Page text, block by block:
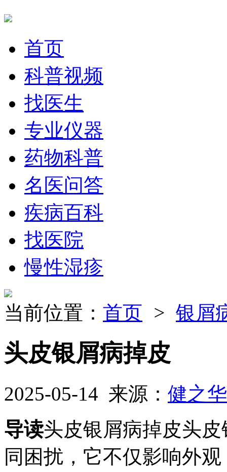
首页
科普视频
找医生
专业仪器
药物科普
名医问答
疾病百科
找医院
慢性湿疹
当前位置： 首页 > 银屑
头皮银屑病掉皮
2025-05-14 来源： 健之
导读头皮银屑病掉皮头
同困扰，它不仅影响外